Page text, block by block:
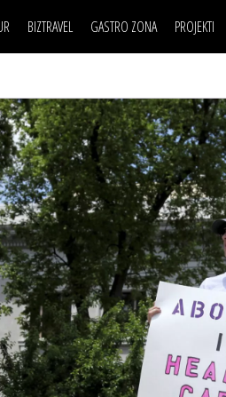
BIZTRAVEL GASTRO ZONA PROJEKTI
30
BACK
BMW
SCENA
30
BACK
BMW